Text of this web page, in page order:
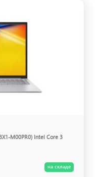
M00PR0) Intel Core 3
на складе